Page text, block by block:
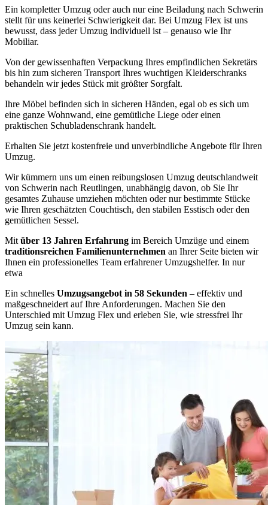
Ein kompletter Umzug oder auch nur eine Beiladung nach Schwerin
stellt für uns keinerlei Schwierigkeit dar. Bei Umzug Flex ist uns
bewusst, dass jeder Umzug individuell ist – genauso wie Ihr
Mobiliar.
Von der gewissenhaften Verpackung Ihres empfindlichen Sekretärs
bis hin zum sicheren Transport Ihres wuchtigen Kleiderschranks
behandeln wir jedes Stück mit größter Sorgfalt.
Ihre Möbel befinden sich in sicheren Händen, egal ob es sich um
eine ganze Wohnwand, eine gemütliche Liege oder einen
praktischen Schubladenschrank handelt.
Erhalten Sie jetzt kostenfreie und unverbindliche Angebote für Ihren
Umzug.
Wir kümmern uns um einen reibungslosen Umzug deutschlandweit
von Schwerin nach Reutlingen, unabhängig davon, ob Sie Ihr
gesamtes Zuhause umziehen möchten oder nur bestimmte Stücke
wie Ihren geschätzten Couchtisch, den stabilen Esstisch oder den
gemütlichen Sessel.
Mit über 13 Jahren Erfahrung im Bereich Umzüge und einem
traditionsreichen Familienunternehmen an Ihrer Seite bieten wir
Ihnen ein professionelles Team erfahrener Umzugshelfer. In nur
etwa
Ein schnelles Umzugsangebot in 58 Sekunden – effektiv und
maßgeschneidert auf Ihre Anforderungen. Machen Sie den
Unterschied mit Umzug Flex und erleben Sie, wie stressfrei Ihr
Umzug sein kann.